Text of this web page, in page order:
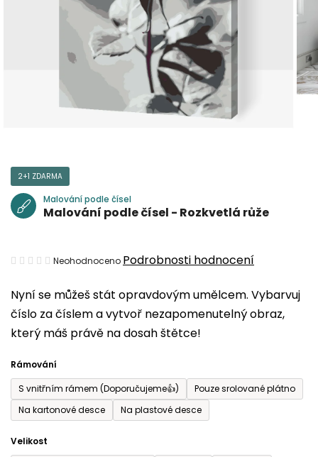
Nyní se můžeš stát opravdovým umělcem. Vybarvuj
číslo za číslem a vytvoř nezapomenutelný obraz,
který máš právě na dosah štětce!
Rámování
S vnitřním rámem (Doporučujeme👍)
Pouze srolované plátno
Na kartonové desce
Na plastové desce
Velikost
2+1 ZDARMA
Malování podle čísel
Malování podle čísel - Rozkvetlá růže
Průměrné
produktu
je
0,0
5
hvězdiček.
Neohodnoceno Podrobnosti hodnocení